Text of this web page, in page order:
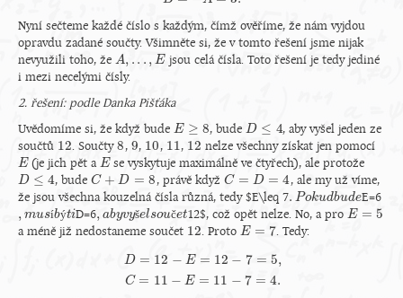
Nyní sečteme každé číslo s každým, čímž ověříme, že nám vyjdou
opravdu zadané součty. Všimněte si, že v tomto řešení jsme nijak
nevyužili toho, že A, . . . , E
A,. . E
jsou celá čísla. Toto řešení je tedy jediné
i mezi necelými čísly.
2. řešení: podle Danka Pišťáka
Uvědomíme si, že když bude E ≥ 8
E≥ 8 , budeD ≤ 4
D≤ 4
, aby vyšel jeden ze
součtů 12
12. Součty8
8, 9
9, 10
10, 11
11, 12
12 nelze všechny získat jen pomocí
E
E(je jich pět aE
Ese vyskytuje maximálně ve čtyřech), ale protože
D ≤ 4
D≤ 4 , budeC + D = 8
C+ D=8 , právě když C = D = 4
C= D= 4
, ale my už víme,
že jsou všechna kouzelná čísla různá, tedy $E\leq 7. Pokudbude
. Pokudbude E=6
, musíbýti
,musíbýti D=6, abyvyšelsoučet
,abyvyšelsoučet 12$, což opět nelze. No, a proE = 5
E= 5
a méně již nedostaneme součet 12
12. ProtoE = 7
E= 7 . Tedy:
D = 12 − E = 12 − 7 = 5,
C = 11 − E = 11 − 7 = 4.
D= −7= 7=